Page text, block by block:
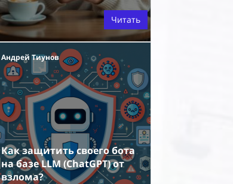
Читать
Андрей Тиунов
Как защитить своего бота
на базе LLM (ChatGPT) от
взлома?